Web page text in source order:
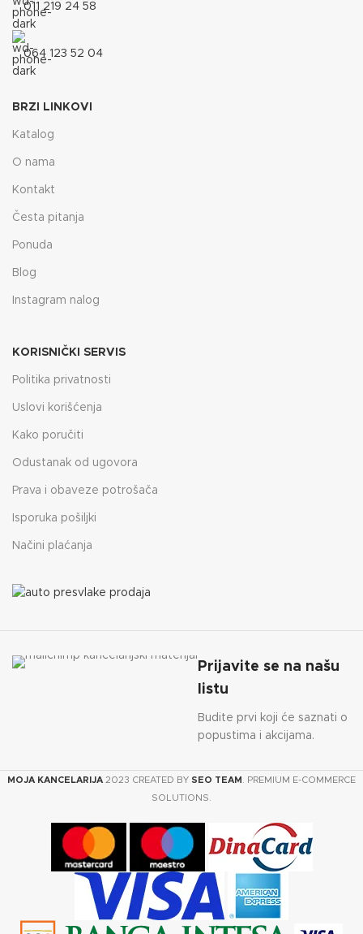
011 219 24 58
064 123 52 04
BRZI LINKOVI
Katalog
O nama
Kontakt
Česta pitanja
Ponuda
Blog
Instagram nalog
KORISNIČKI SERVIS
Politika privatnosti
Uslovi korišćenja
Kako poručiti
Odustanak od ugovora
Prava i obaveze potrošača
Isporuka pošiljki
Načini plaćanja
Prijavite se na našu
listu
Budite prvi koji će saznati o
popustima i akcijama.
MOJA KANCELARIJA 2023 CREATED BY SEO TEAM . PREMIUM E-COMMERCE
SOLUTIONS.